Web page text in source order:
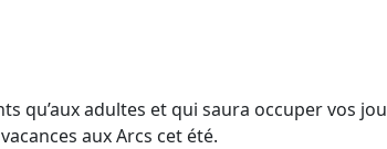
qu’aux adultes et qui saura occuper vos
aux Arcs cet été.